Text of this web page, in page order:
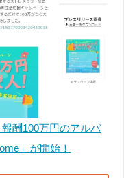
酬100万円のアルバ
」が開始！